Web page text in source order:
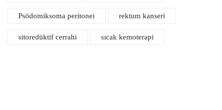
Psödomiksoma peritonei rektum kanseri
sitoredüktif cerrahi sıcak kemoterapi